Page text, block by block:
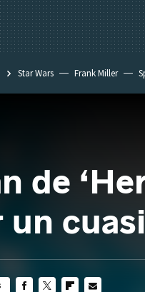
Star Wars Frank Miller
de
un